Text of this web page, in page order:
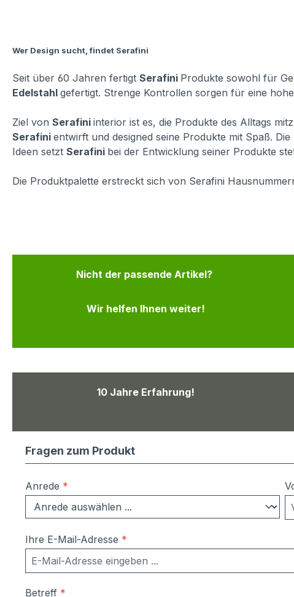
Wer Design sucht, findet Serafini
Seit über 60 Jahren fertigt Serafini Produkte sowohl für
Edelstahl gefertigt. Strenge Kontrollen sorgen für eine
Ziel von Serafini interior ist es, die Produkte des Alltags
Serafini entwirft und designed seine Produkte mit Spaß.
Ideen setzt Serafini bei der Entwicklung seiner Produkte
Die Produktpalette erstreckt sich von Serafini
Nicht der passende Artikel?
Wir helfen Ihnen weiter!
10 Jahre Erfahrung!
Fragen zum Produkt
Anrede *
Ihre E-Mail-Adresse *
Betreff *